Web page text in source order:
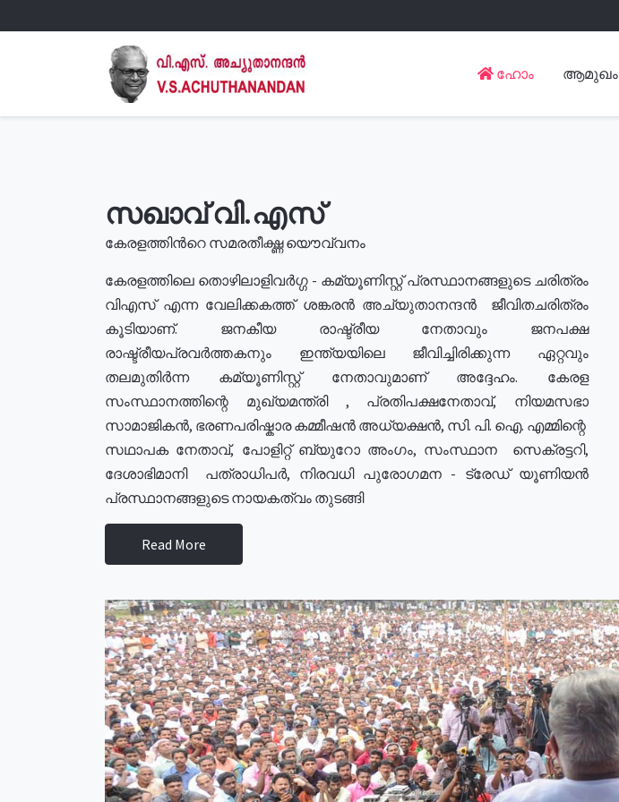
ഹോം ആമുഖം
സഖാവ് വി.എസ്
കേരളത്തിൻറെ സമരതീക്ഷ്ണ യൌവ്വനം
കേരളത്തിലെ തൊഴിലാളിവർഗ്ഗ - കമ്യൂണിസ്റ്റ് പ്രസ്ഥാനങ്ങളുടെ ചരിത്രം
വിഎസ് എന്ന വേലിക്കകത്ത് ശങ്കരൻ അച്യുതാനന്ദൻ ജീവിതചരിത്രം
കൂടിയാണ്. ജനകീയ രാഷ്ട്രീയ നേതാവും ജനപക്ഷ
രാഷ്ട്രീയപ്രവർത്തകനും ഇന്ത്യയിലെ ജീവിച്ചിരിക്കുന്ന ഏറ്റവും
തലമുതിർന്ന കമ്യൂണിസ്റ്റ് നേതാവുമാണ് അദ്ദേഹം. കേരള
സംസ്ഥാനത്തിന്റെ മുഖ്യമന്ത്രി , പ്രതിപക്ഷനേതാവ്, നിയമസഭാ
സാമാജികൻ, ഭരണപരിഷ്കാര കമ്മീഷൻ അധ്യക്ഷൻ, സി. പി. ഐ. എമ്മിന്റെ
സഥാപക നേതാവ്, പോളിറ്റ് ബ്യുറോ അംഗം, സംസ്ഥാന സെക്രട്ടറി,
ദേശാഭിമാനി പത്രാധിപർ, നിരവധി പുരോഗമന - ട്രേഡ് യൂണിയൻ
പ്രസ്ഥാനങ്ങളുടെ നായകത്വം തുടങ്ങി
Read More